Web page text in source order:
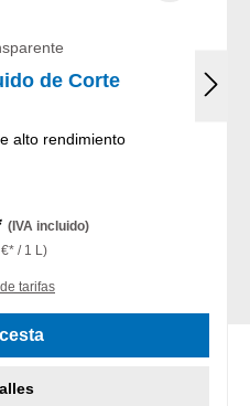
de Corte
alto rendimiento
(IVA incluido)
/ 1 L)
tarifas